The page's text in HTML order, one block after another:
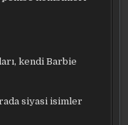
kendi Barbie
siyasi isimler